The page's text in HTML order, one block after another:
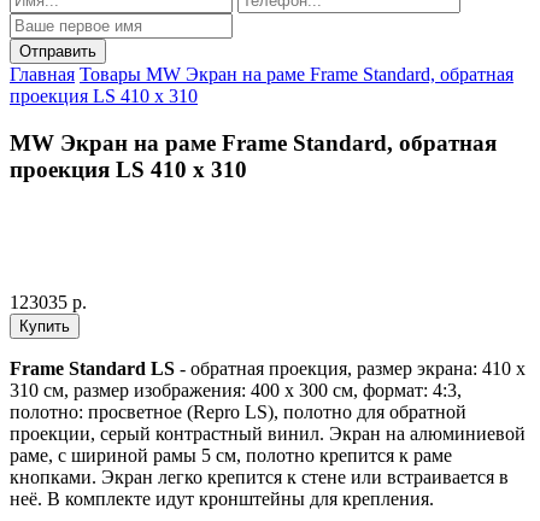
Главная Товары MW Экран на раме Frame Standard, обратная
проекция LS 410 x 310
MW Экран на раме Frame Standard, обратная
проекция LS 410 x 310
123035 р.
Frame Standard LS - обратная проекция, размер экрана: 410 x
310 см, размер изображения: 400 x 300 см, формат: 4:3,
полотно: просветное (Repro LS), полотно для обратной
проекции, серый контрастный винил. Экран на алюминиевой
раме, с шириной рамы 5 см, полотно крепится к раме
кнопками. Экран легко крепится к стене или встраивается в
неё. В комплекте идут кронштейны для крепления.